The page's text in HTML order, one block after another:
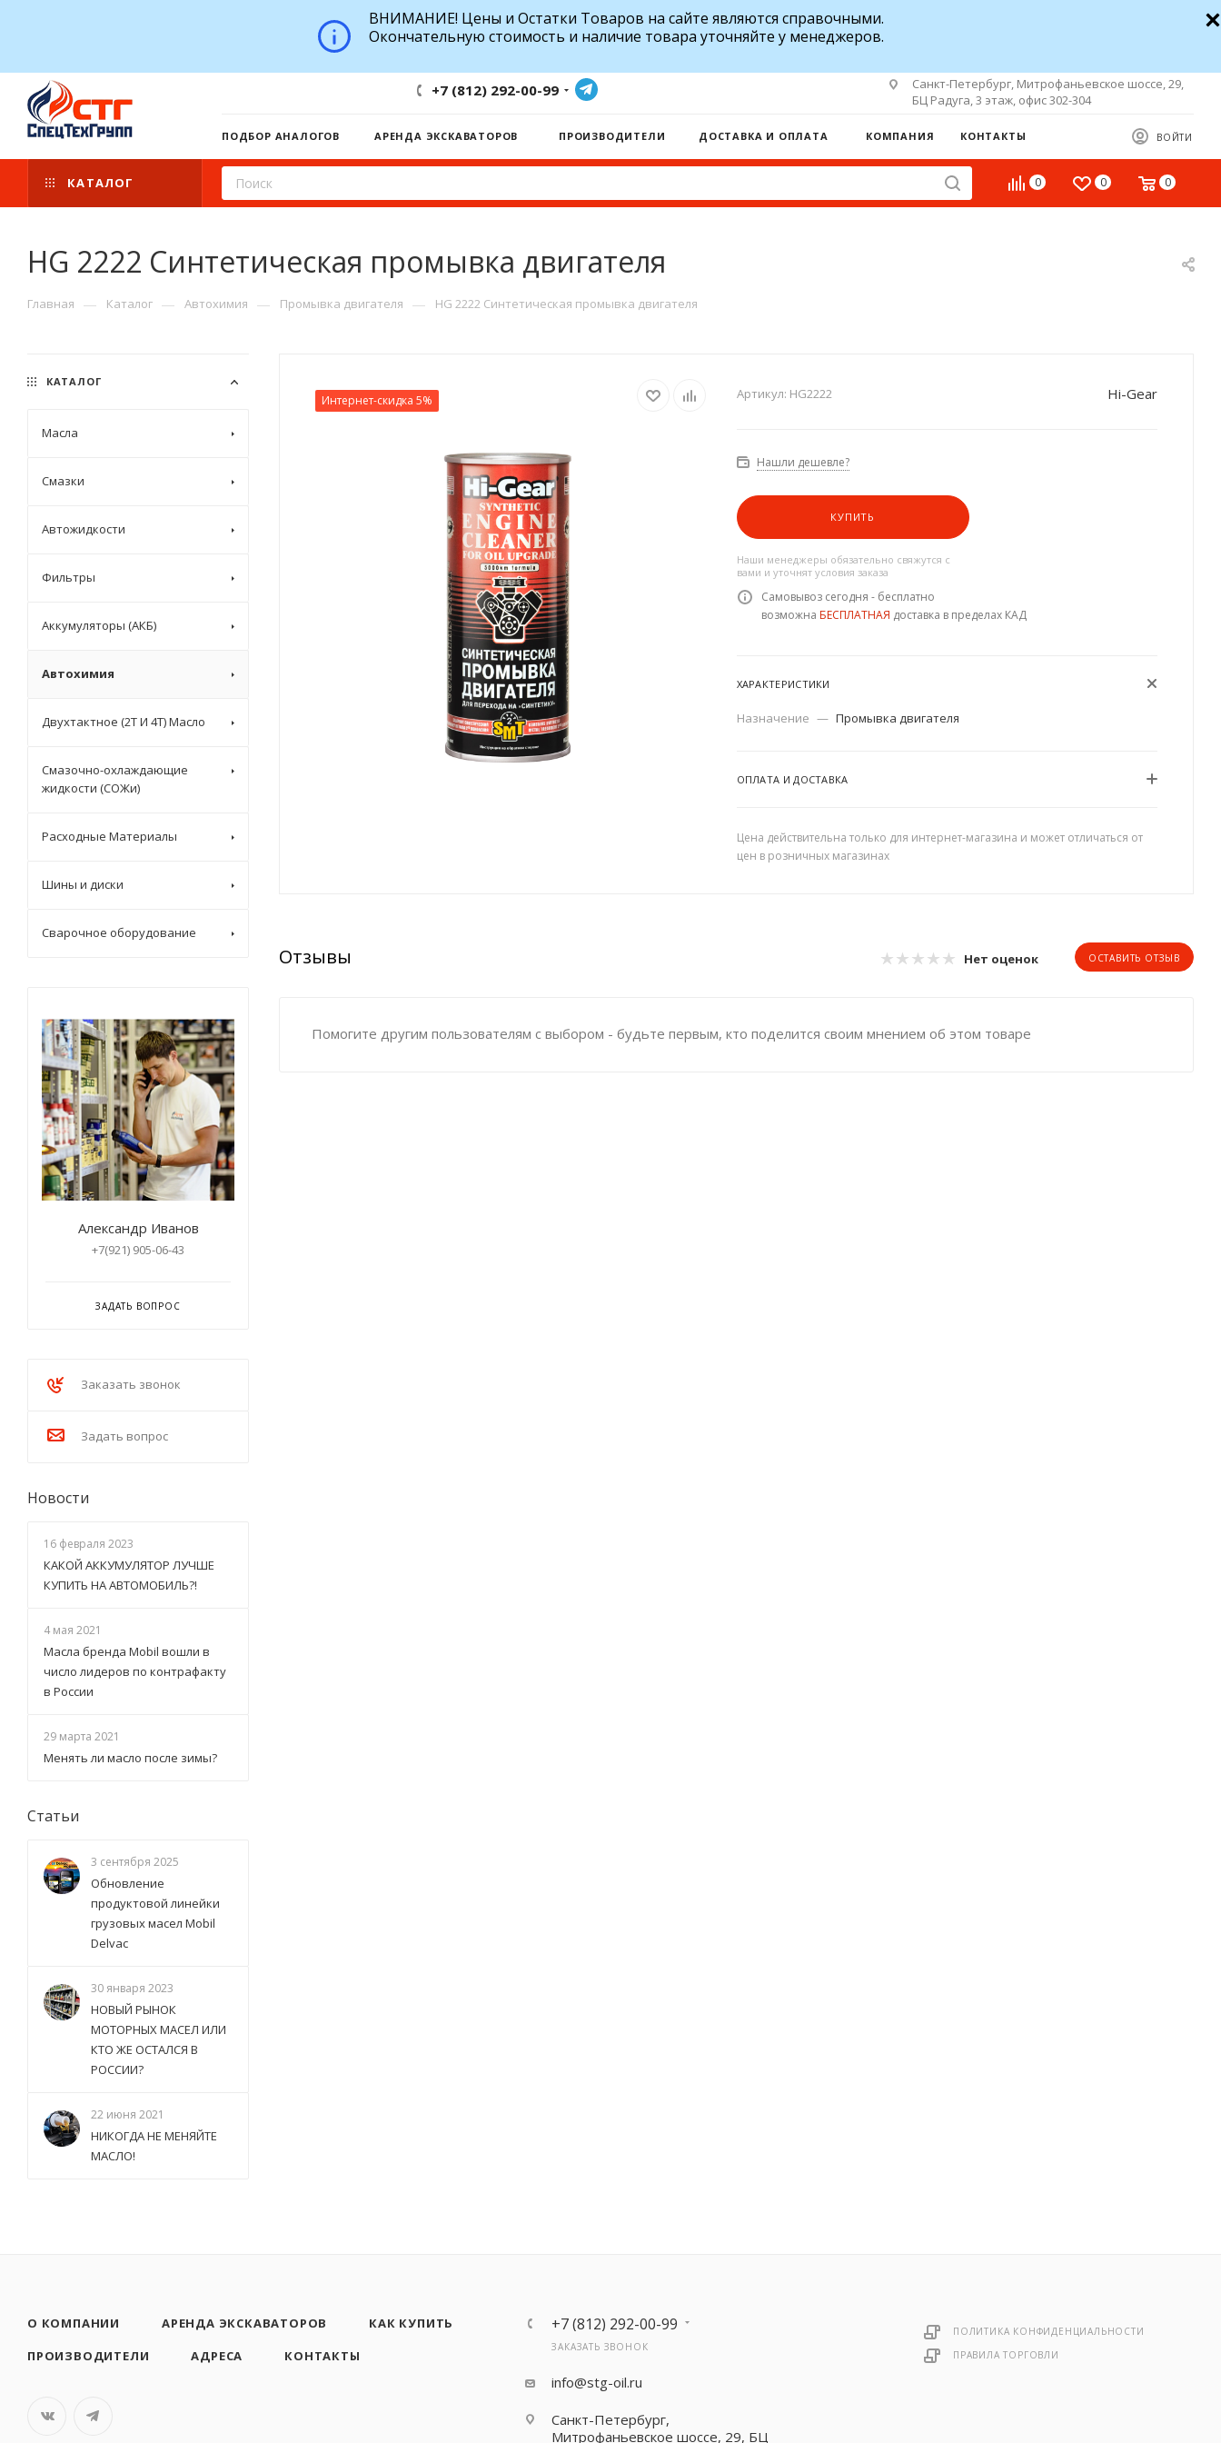
ВНИМАНИЕ! Цены и Остатки Товаров на сайте являются справочными.
Окончательную стоимость и наличие товара уточняйте у менеджеров.
+7 (812) 292-00-99
Санкт-Петербург, Митрофаньевское шоссе, 29,
БЦ Радуга, 3 этаж, офис 302-304
ВОЙТИ
ПОДБОР АНАЛОГОВ АРЕНДА ЭКСКАВАТОРОВ ПРОИЗВОДИТЕЛИ ДОСТАВКА И ОПЛАТА КОМПАНИЯ КОНТАКТЫ
0 0 0
КАТАЛОГ
HG 2222 Синтетическая промывка двигателя
Главная — Каталог — Автохимия — Промывка двигателя — HG 2222 Синтетическая промывка двигателя
Интернет-скидка 5% Артикул: HG2222 Hi-Gear
Нашли дешевле?
КУПИТЬ
Наши менеджеры обязательно свяжутся с
вами и уточнят условия заказа
Самовывоз сегодня - бесплатно
возможна БЕСПЛАТНАЯ доставка в пределах КАД
ХАРАКТЕРИСТИКИ
Назначение — Промывка двигателя
ОПЛАТА И ДОСТАВКА
Цена действительна только для интернет-магазина и может отличаться от
цен в розничных магазинах
Отзывы Нет оценок ОСТАВИТЬ ОТЗЫВ
Помогите другим пользователям с выбором - будьте первым, кто поделится своим мнением об этом товаре
КАТАЛОГ
Масла
Смазки
Автожидкости
Фильтры
Аккумуляторы (АКБ)
Автохимия
Двухтактное (2T И 4T) Масло
Смазочно-охлаждающие
жидкости (СОЖи)
Расходные Материалы
Шины и диски
Сварочное оборудование
Александр Иванов
+7(921) 905-06-43
ЗАДАТЬ ВОПРОС
Заказать звонок
Задать вопрос
Новости
16 февраля 2023
КАКОЙ АККУМУЛЯТОР ЛУЧШЕ
КУПИТЬ НА АВТОМОБИЛЬ?!
4 мая 2021
Масла бренда Mobil вошли в
число лидеров по контрафакту
в России
29 марта 2021
Менять ли масло после зимы?
Статьи
3 сентября 2025
Обновление
продуктовой линейки
грузовых масел Mobil
Delvac
30 января 2023
НОВЫЙ РЫНОК
МОТОРНЫХ МАСЕЛ ИЛИ
КТО ЖЕ ОСТАЛСЯ В
РОССИИ?
22 июня 2021
НИКОГДА НЕ МЕНЯЙТЕ
МАСЛО!
О КОМПАНИИ АРЕНДА ЭКСКАВАТОРОВ
КАК КУПИТЬ
ПРОИЗВОДИТЕЛИ
АДРЕСА КОНТАКТЫ
+7 (812) 292-00-99
ЗАКАЗАТЬ ЗВОНОК
info@stg-oil.ru
Санкт-Петербург,
Митрофаньевское шоссе, 29, БЦ
ПОЛИТИКА КОНФИДЕНЦИАЛЬНОСТИ
ПРАВИЛА ТОРГОВЛИ